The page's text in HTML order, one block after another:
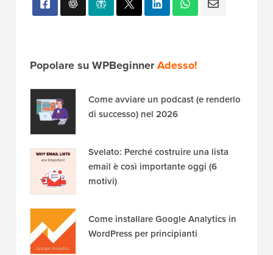
Popolare su WPBeginnerAdesso!
Come avviare un podcast (e renderlo
di successo) nel 2026
Svelato: Perché costruire una lista
email è così importante oggi (6
motivi)
Come installare Google Analytics in
WordPress per principianti